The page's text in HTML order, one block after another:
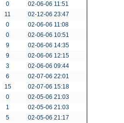
0
02-06-06 11:51
11
02-12-06 23:47
0
02-06-06 11:08
0
02-06-06 10:51
9
02-06-06 14:35
9
02-06-06 12:15
3
02-06-06 09:44
6
02-07-06 22:01
15
02-07-06 15:18
0
02-05-06 21:03
1
02-05-06 21:03
5
02-05-06 21:17